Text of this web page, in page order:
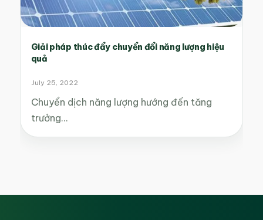
Giải pháp thúc đẩy chuyển đổi năng lượng hiệu
quả
July 25, 2022
Chuyển dịch năng lượng hướng đến tăng
trưởng…